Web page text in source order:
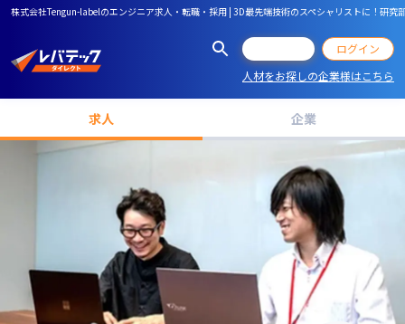
株式会社Tengun-labelのエンジニア求人・転職・採用 | 3D最先端技術のスペシャリストに！研
ログイン
人材をお探しの企業様はこちら
求人 企業